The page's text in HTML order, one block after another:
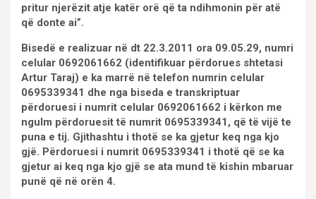
pritur njerëzit atje katër orë që ta ndihmonin për atë
që donte ai”.
Bisedë e realizuar në dt 22.3.2011 ora 09.05.29, numri
celular 0692061662 (identifikuar përdorues shtetasi
Artur Taraj) e ka marrë në telefon numrin celular
0695339341 dhe nga biseda e transkriptuar
përdoruesi i numrit celular 0692061662 i kërkon me
ngulm përdoruesit të numrit 0695339341, që të vijë te
puna e tij. Gjithashtu i thotë se ka gjetur keq nga kjo
gjë. Përdoruesi i numrit 0695339341 i thotë që se ka
gjetur ai keq nga kjo gjë se ata mund të kishin mbaruar
punë që në orën 4.